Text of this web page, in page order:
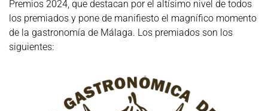
Premios 2024, que destacan por el altísimo nivel de todos
los premiados y pone de manifiesto el magnífico momento
de la gastronomía de Málaga. Los premiados son los
siguientes: